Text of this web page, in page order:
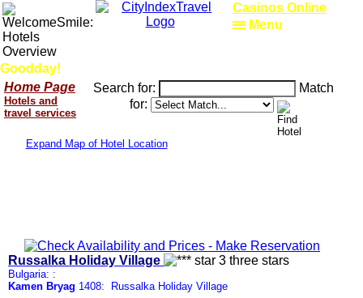
Goodday!
Casinos Online
Home Page
Hotels and
travel services
Search for:
Match
for:
Expand Map of Hotel Location
Russalka Holiday Village
Bulgaria: :
Kamen Bryag 1408: Russalka Holiday Village
Menu